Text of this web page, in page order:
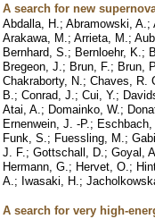
A search for new
Abdalla, H. ; Abramowski, A. ;
Arakawa, M. ; Arrieta, M. ;
Bernhard, S. ; Bernloehr, K. ;
Bregeon, J. ; Brun, F. ; Brun,
Chakraborty, N. ; Chaves, R.
B. ; Conrad, J. ; Cui, Y. ;
Atai, A. ; Domainko, W. ;
Ernenwein, J. -P. ;
Funk, S. ; Fuessling, M. ;
J. F. ; Gottschall, D. ; Goyal,
Hermann, G. ; Hervet, O. ;
A. ; Iwasaki, H. ;
A search for very high-